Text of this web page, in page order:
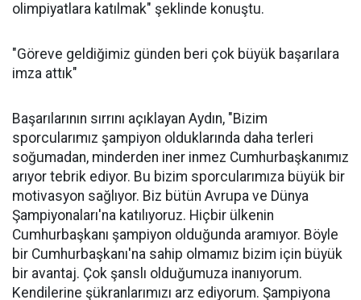
olimpiyatlara katılmak" şeklinde konuştu.
"Göreve geldiğimiz günden beri çok büyük başarılara
imza attık"
Başarılarının sırrını açıklayan Aydın, "Bizim
sporcularımız şampiyon olduklarında daha terleri
soğumadan, minderden iner inmez Cumhurbaşkanımız
arıyor tebrik ediyor. Bu bizim sporcularımıza büyük bir
motivasyon sağlıyor. Biz bütün Avrupa ve Dünya
Şampiyonaları'na katılıyoruz. Hiçbir ülkenin
Cumhurbaşkanı şampiyon olduğunda aramıyor. Böyle
bir Cumhurbaşkanı'na sahip olmamız bizim için büyük
bir avantaj. Çok şanslı olduğumuza inanıyorum.
Kendilerine şükranlarımızı arz ediyorum. Şampiyona